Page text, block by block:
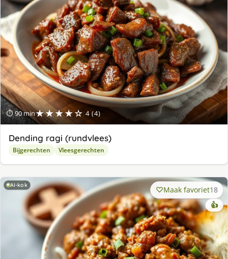
⏱ 90 min★★★★☆ 4 (4)
Dending ragi (rundvlees)
Bijgerechten Vleesgerechten
AI-kok Maak favoriet18
👍